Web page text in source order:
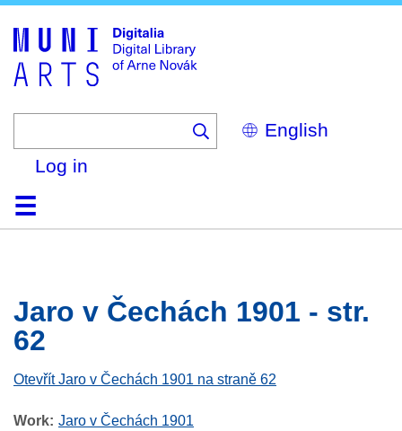
Select
your
Log in
HomeBrowse
Search
About
HelpContactDigitalia
Jaro v Čechách 1901 - str.
62
Otevřít Jaro v Čechách 1901 na straně 62
Work Jaro v Čechách 1901